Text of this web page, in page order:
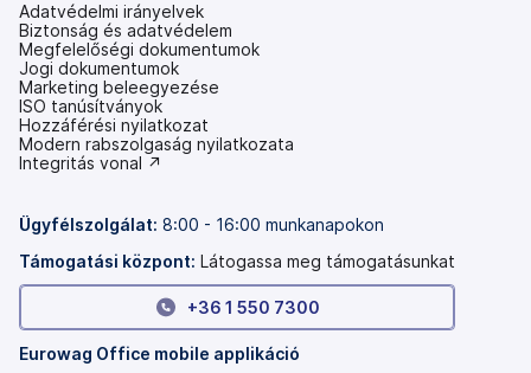
Adatvédelmi irányelvek
Biztonság és adatvédelem
Megfelelőségi dokumentumok
Jogi dokumentumok
Marketing beleegyezése
ISO tanúsítványok
Hozzáférési nyilatkozat
(új
lapon
Modern rabszolgaság nyilatkozata
(új
meg)
Integritás vonal ↗
Ügyfélszolgálat: 8:00 - 16:00 munkanapokon
Támogatási központ: Látogassa meg támogatásunkat
+36 1 550 7300
Eurowag Office mobile applikáció